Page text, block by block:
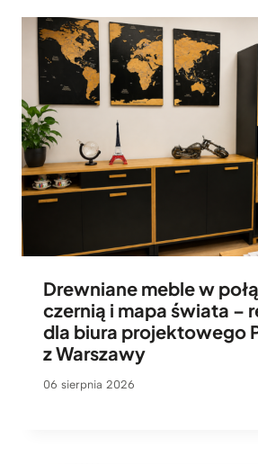
Drewniane meble w
czernią i mapa świata –
dla biura projektowego
z Warszawy
06 sierpnia 2026